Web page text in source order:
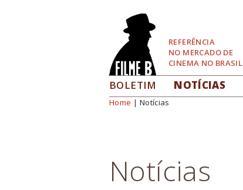
REFERÊNCIA
NO MERCADO DE
CINEMA NO BRASIL
BOLETIM NOTÍCIAS
Você está aqui
Home | Notícias
Notícias